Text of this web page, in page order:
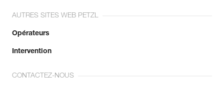
AUTRES SITES WEB PETZL
Opérateurs
Intervention
CONTACTEZ-NOUS